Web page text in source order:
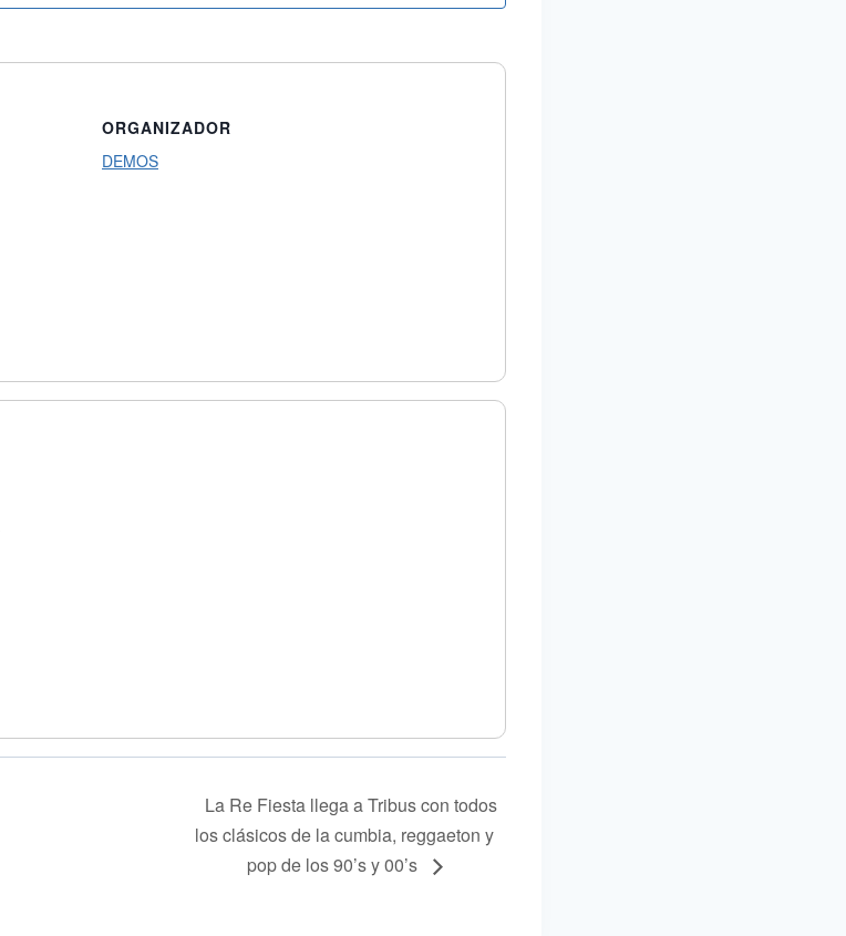
ORGANIZADOR
DEMOS
La Re Fiesta llega a Tribus con todos
los clásicos de la cumbia, reggaeton y
pop de los 90’s y 00’s